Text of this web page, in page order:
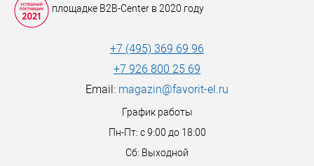
площадке B2B-Center в 2020 году
+7 (495) 369 69 96
+7 926 800 25 69
Email: magazin@favorit-el.ru
График работы
Пн-Пт: с 9:00 до 18:00
Сб: Выходной